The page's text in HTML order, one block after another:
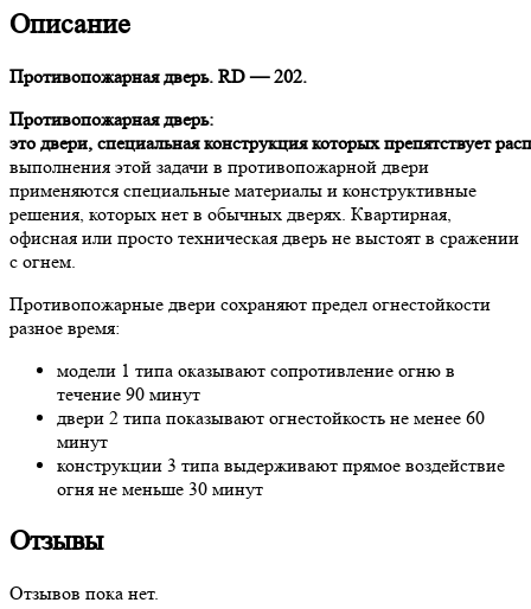
Описание
Противопожарная дверь. RD — 202.
Противопожарная дверь:
это двери, специальная конструкция которых препятствует
выполнения этой задачи в противопожарной двери
применяются специальные материалы и конструктивные
решения, которых нет в обычных дверях. Квартирная,
офисная или просто техническая дверь не выстоят в сражении
с огнем.
Противопожарные двери сохраняют предел огнестойкости
разное время:
модели 1 типа оказывают сопротивление огню в
течение 90 минут
двери 2 типа показывают огнестойкость не менее 60
минут
конструкции 3 типа выдерживают прямое воздействие
огня не меньше 30 минут
Отзывы
Отзывов пока нет.